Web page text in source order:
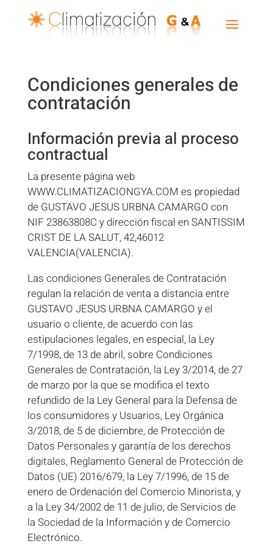
Condiciones generales de
contratación
Información previa al proceso
contractual
La presente página web
WWW.CLIMATIZACIONGYA.COM es propiedad
de GUSTAVO JESUS URBNA CAMARGO con
NIF 23863808C y dirección fiscal en SANTISSIM
CRIST DE LA SALUT, 42,46012
VALENCIA(VALENCIA).
Las condiciones Generales de Contratación
regulan la relación de venta a distancia entre
GUSTAVO JESUS URBNA CAMARGO y el
usuario o cliente, de acuerdo con las
estipulaciones legales, en especial, la Ley
7/1998, de 13 de abril, sobre Condiciones
Generales de Contratación, la Ley 3/2014, de 27
de marzo por la que se modifica el texto
refundido de la Ley General para la Defensa de
los consumidores y Usuarios, Ley Orgánica
3/2018, de 5 de diciembre, de Protección de
Datos Personales y garantía de los derechos
digitales, Reglamento General de Protección de
Datos (UE) 2016/679, la Ley 7/1996, de 15 de
enero de Ordenación del Comercio Minorista, y
a la Ley 34/2002 de 11 de julio, de Servicios de
la Sociedad de la Información y de Comercio
Electrónico.